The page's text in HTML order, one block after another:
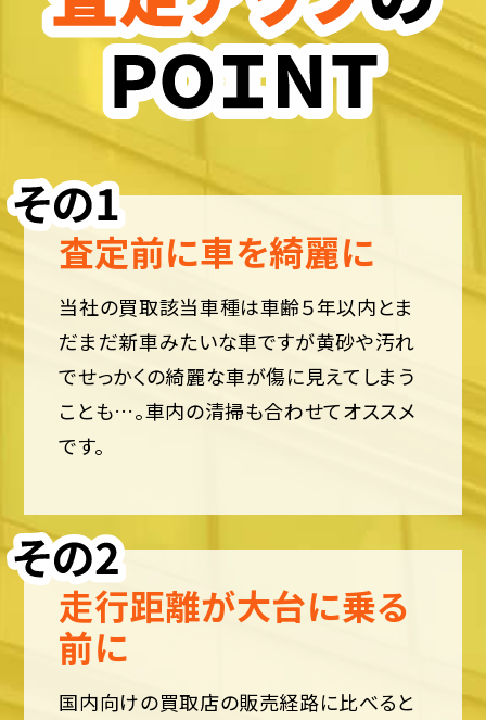
査定前に車を綺麗に
当社の買取該当車種は車齢５年以内とま
だまだ新車みたいな車ですが黄砂や汚れ
でせっかくの綺麗な車が傷に見えてしまう
ことも…。車内の清掃も合わせてオススメ
です。
走行距離が大台に乗る
前に
国内向けの買取店の販売経路に比べると